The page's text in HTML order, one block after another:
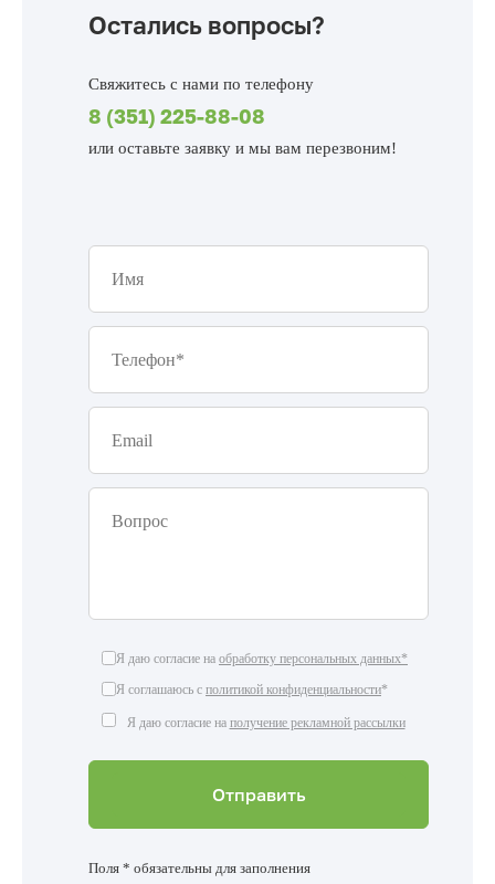
Остались вопросы?
Свяжитесь с нами по телефону
8 (351) 225-88-08
или оставьте заявку и мы вам перезвоним!
Я даю согласие на обработку персональных данных*
Я соглашаюсь с политикой конфиденциальности*
Я даю согласие на получение рекламной рассылки
Поля * обязательны для заполнения